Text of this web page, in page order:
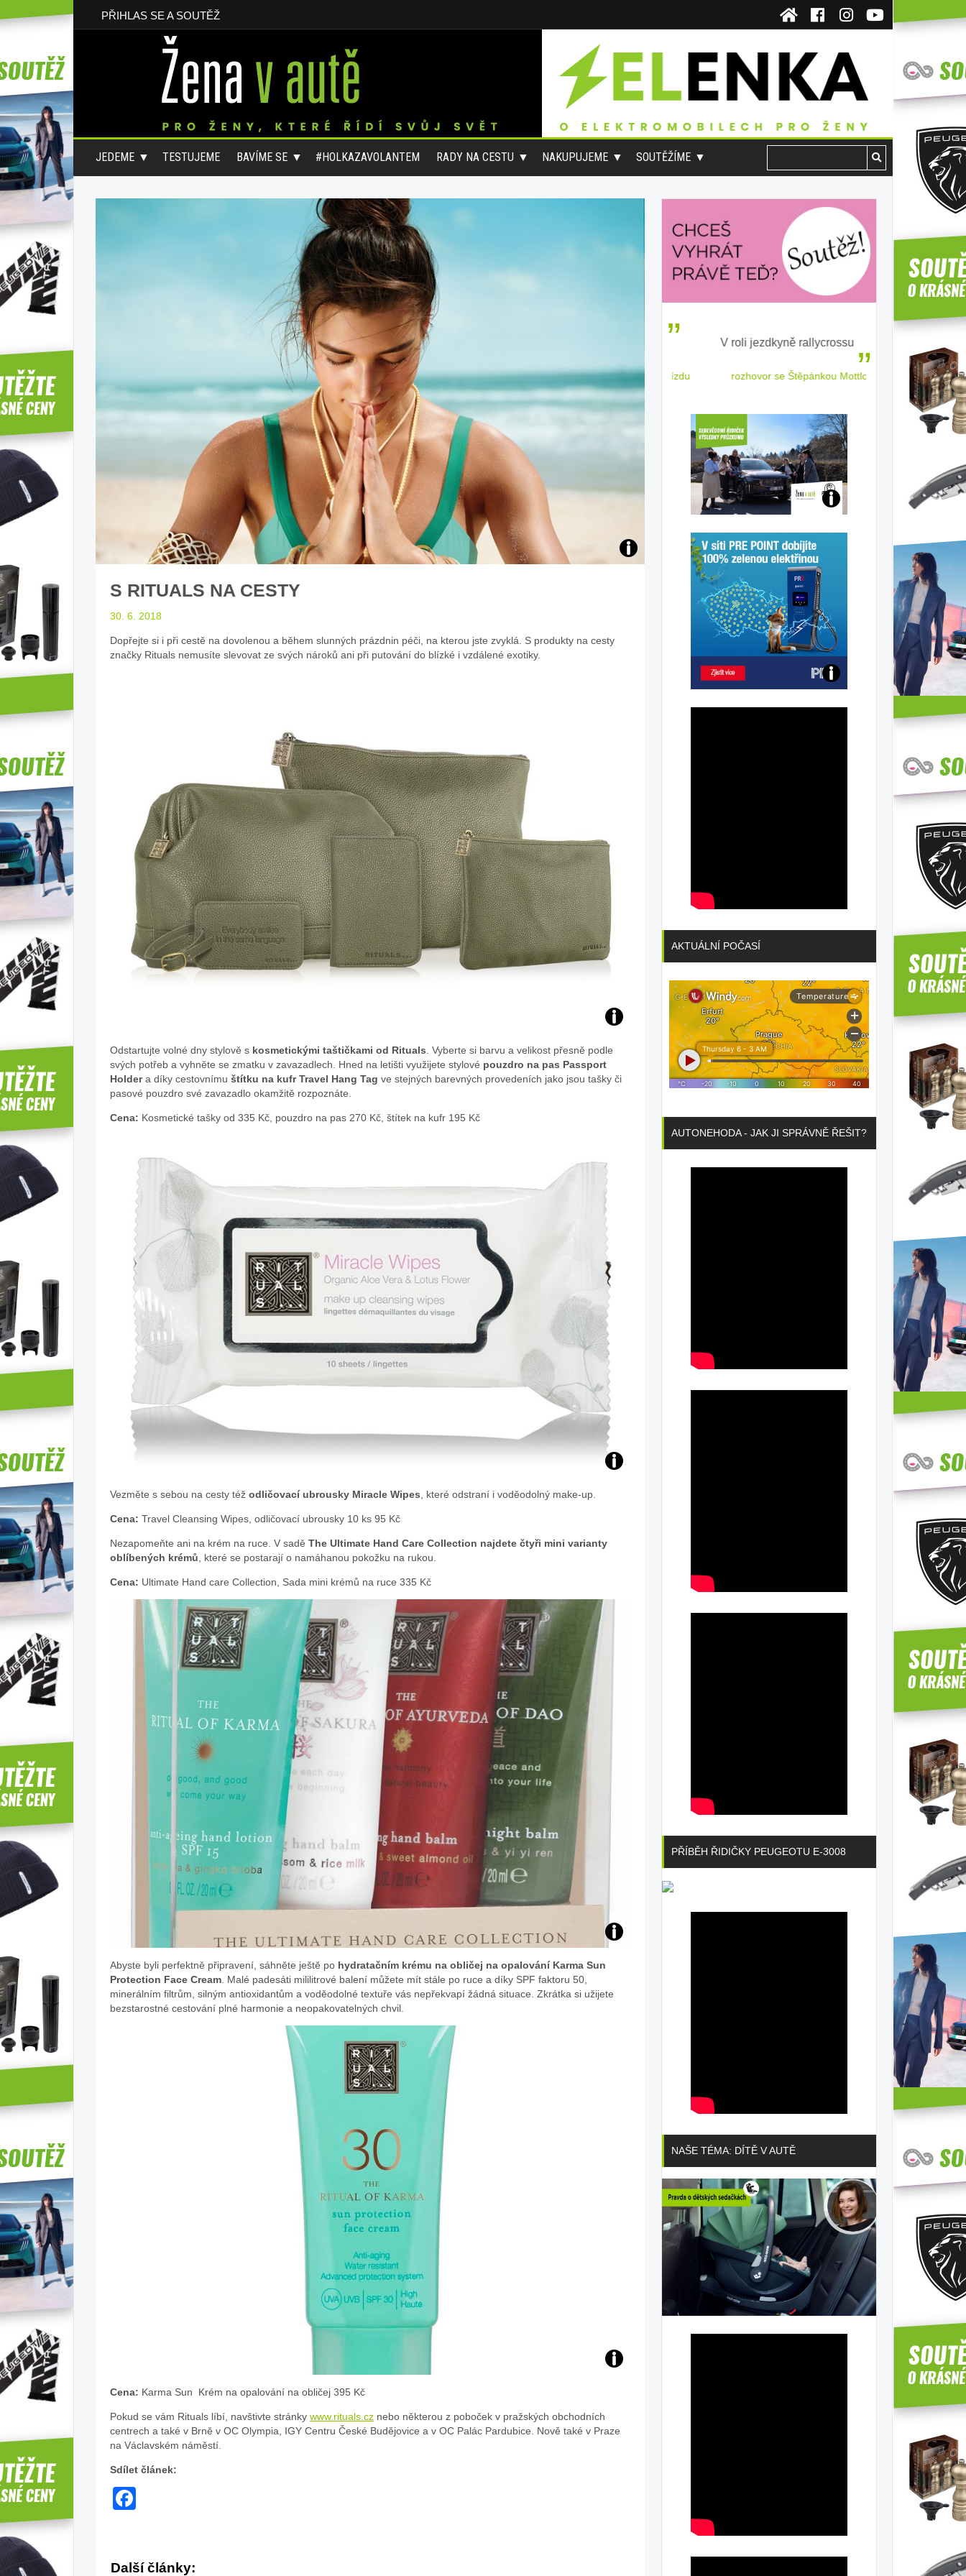
PŘIHLAS SE A SOUTĚŽ
JEDEME TESTUJEME BAVÍME SE #HOLKAZAVOLANTEM RADY NA CESTU NAKUPUJEME SOUTĚŽÍME
Zdroj:
S RITUALS NA CESTY
30. 6. 2018
Dopřejte si i při cestě na dovolenou a během slunných prázdnin péči, na kterou jste zvyklá. S produkty na cesty
značky Rituals nemusíte slevovat ze svých nároků ani při putování do blízké i vzdálené exotiky.
Foto:
archiv
Odstartujte volné dny stylově s kosmetickými taštičkami od Rituals . Vyberte si barvu a velikost přesně podle
svých potřeb a vyhněte se zmatku v zavazadlech. Hned na letišti využijete stylové pouzdro na pas Passport
Holdera díky cestovnímu štítku na kufr Travel Hang Tag ve stejných barevných provedeních jako jsou tašky či
pasové pouzdro své zavazadlo okamžitě rozpoznáte.
Cena: Kosmetické tašky od 335 Kč, pouzdro na pas 270 Kč, štítek na kufr 195 Kč
Foto:
Vezměte s sebou na cesty též odličovací ubrousky Miracle Wipes, které odstraní i voděodolný make-up.
Cena: Travel Cleansing Wipes, odličovací ubrousky 10 ks 95 Kč
Nezapomeňte ani na krém na ruce. V sadě The Ultimate Hand Care Collection najdete čtyři mini varianty
oblíbených krémů, které se postarají o namáhanou pokožku na rukou.
Cena: Ultimate Hand care Collection, Sada mini krémů na ruce 335 Kč
Foto:
Abyste byli perfektně připravení, sáhněte ještě po hydratačním krému na obličej na opalování Karma Sun
Protection Face Cream. Malé padesáti mililitrové balení můžete mít stále po ruce a díky SPF faktoru 50,
minerálním filtrům, silným antioxidantům a voděodolné textuře vás nepřekvapí žádná situace. Zkrátka si užijete
bezstarostné cestování plné harmonie a neopakovatelných chvil.
Foto:
webu
Cena: Karma Sun Krém na opalování na obličej 395 Kč
Pokud se vám Rituals líbí, navštivte stránky www.rituals.cz nebo některou z poboček v pražských obchodních
centrech a také v Brně v OC Olympia, IGY Centru České Budějovice a v OC Palác Pardubice. Nově také v Praze
na Václavském náměstí.
Sdílet článek:
Další články:
laické veřejnosti
sleduj náš web ELenka.cz
Základy správného poutání
autosedačky
stručně o autosedačkách
překvapivé rady pro bezpečnou jízdu
V roli jezdkyně rallycrossu
rozhovor se Štěpánkou Mottlovou
ženským
Jaké
Poznejte
AKTUÁLNÍ POČASÍ
AUTONEHODA - JAK JI SPRÁVNĚ ŘEŠIT?
PŘÍBĚH ŘIDIČKY PEUGEOTU E-3008
NAŠE TÉMA: DÍTĚ V AUTĚ